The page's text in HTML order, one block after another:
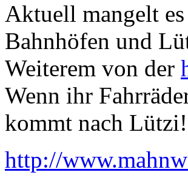
Aktuell mangelt
Bahnhöfen und
Weiterem von der
Wenn ihr
kommt nach Lützi!
http://